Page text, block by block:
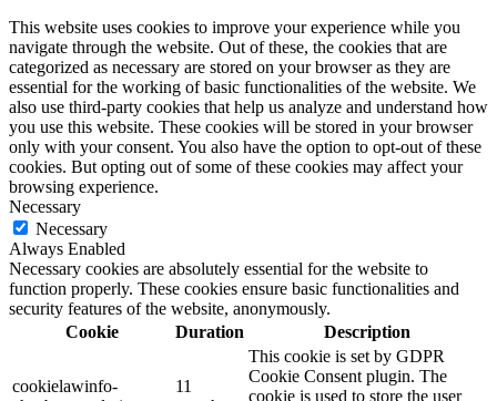
This website uses cookies to improve your experience while you
navigate through the website. Out of these, the cookies that are
categorized as necessary are stored on your browser as they are
essential for the working of basic functionalities of the website. We
also use third-party cookies that help us analyze and understand how
you use this website. These cookies will be stored in your browser
only with your consent. You also have the option to opt-out of these
cookies. But opting out of some of these cookies may affect your
browsing experience.
Necessary
Necessary
Always Enabled
Necessary cookies are absolutely essential for the website to
function properly. These cookies ensure basic functionalities and
security features of the website, anonymously.
Cookie
Duration Description
cookielawinfo-
11
This cookie is set by GDPR
Cookie Consent plugin. The
cookie is used to store the user